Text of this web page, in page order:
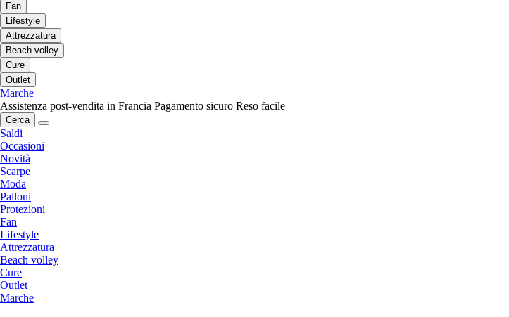
Fan
Lifestyle
Attrezzatura
Beach volley
Cure
Outlet
Marche
Assistenza post-vendita in Francia Pagamento sicuro Reso facile
Cerca
Saldi
Occasioni
Novità
Scarpe
Moda
Palloni
Protezioni
Fan
Lifestyle
Attrezzatura
Beach volley
Cure
Outlet
Marche